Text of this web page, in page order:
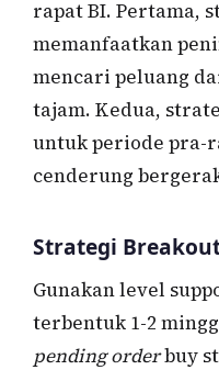
rapat BI. Pertama,
memanfaatkan
mencari peluang
tajam. Kedua,
untuk periode pra-
cenderung
Strategi
Gunakan level
terbentuk 1-2
pending orderbuy